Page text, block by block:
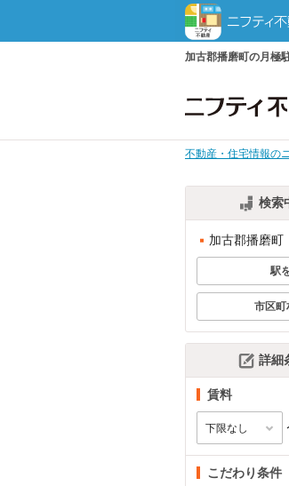
加古郡播磨町の月極
不動産・住宅情報の
検索
加古郡播磨町
駅
市区町
詳細
賃料
こだわり条件